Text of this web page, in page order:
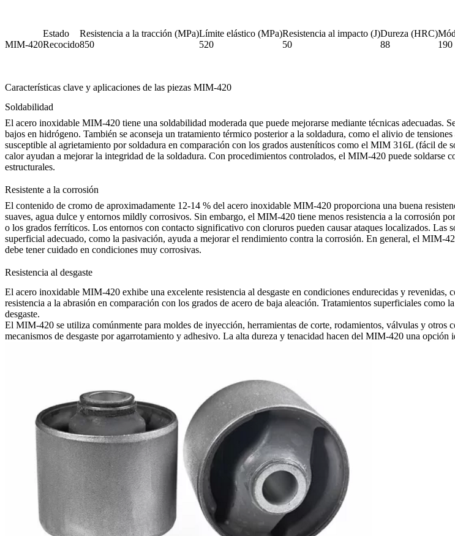
Estado Resistencia a la tracción (MPa)Límite elástico (MPa)Resistencia al impacto (J)Dureza (HRC)
MIM-420Recocido850 520 50 88 190
Características clave y aplicaciones de las piezas MIM-420
Soldabilidad
El acero inoxidable MIM-420 tiene una soldabilidad moderada que puede mejorarse mediante técnicas adecuadas.
bajos en hidrógeno. También se aconseja un tratamiento térmico posterior a la soldadura, como el alivio de
susceptible al agrietamiento por soldadura en comparación con los grados austeníticos como el MIM 316L (fácil de
calor ayudan a mejorar la integridad de la soldadura. Con procedimientos controlados, el MIM-420 puede soldarse
estructurales.
Resistente a la corrosión
El contenido de cromo de aproximadamente 12-14 % del acero inoxidable MIM-420 proporciona una buena
suaves, agua dulce y entornos mildly corrosivos. Sin embargo, el MIM-420 tiene menos resistencia a la corrosión
o los grados ferríticos. Los entornos con contacto significativo con cloruros pueden causar ataques localizados.
superficial adecuado, como la pasivación, ayuda a mejorar el rendimiento contra la corrosión. En general, el MIM-
debe tener cuidado en condiciones muy corrosivas.
Resistencia al desgaste
El acero inoxidable MIM-420 exhibe una excelente resistencia al desgaste en condiciones endurecidas y
resistencia a la abrasión en comparación con los grados de acero de baja aleación. Tratamientos superficiales como
desgaste.
El MIM-420 se utiliza comúnmente para moldes de inyección, herramientas de corte, rodamientos, válvulas y otros
mecanismos de desgaste por agarrotamiento y adhesivo. La alta dureza y tenacidad hacen del MIM-420 una